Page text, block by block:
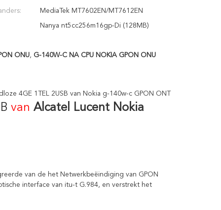
MediaTek MT7602EN/MT7612EN
Nanya nt5cc256m16gp-Di (128MB)
ONU, G-140W-C NA CPU NOKIA GPON ONU
4GE 1TEL 2USB van Nokia g-140w-c GPON ONT
van
van de het Netwerkbeëindiging van GPON
interface van itu-t G.984, en verstrekt het